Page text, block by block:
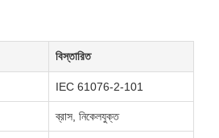
বিস্তারিত
IEC 61076-2-101
ব্রাস, নিকেলযুক্ত